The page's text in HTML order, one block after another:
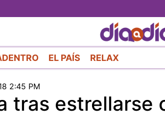
al
EL PAÍS RELAX
2:45 PM
tras estrellarse